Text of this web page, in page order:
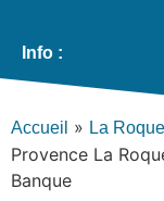
Info :
Accueil » La
Provence La
Banque